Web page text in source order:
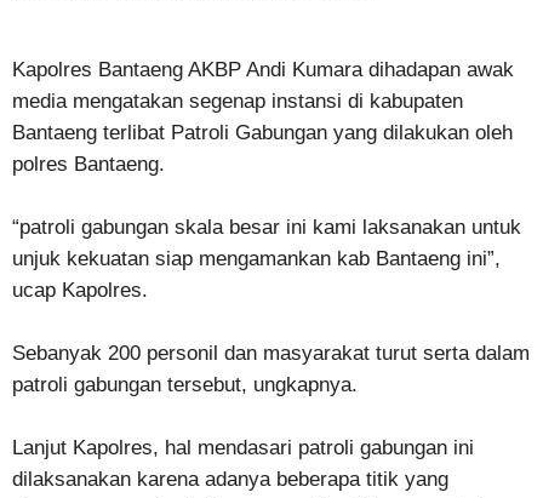
Kapolres Bantaeng AKBP Andi Kumara dihadapan awak
media mengatakan segenap instansi di kabupaten
Bantaeng terlibat Patroli Gabungan yang dilakukan oleh
polres Bantaeng.
“patroli gabungan skala besar ini kami laksanakan untuk
unjuk kekuatan siap mengamankan kab Bantaeng ini”,
ucap Kapolres.
Sebanyak 200 personil dan masyarakat turut serta dalam
patroli gabungan tersebut, ungkapnya.
Lanjut Kapolres, hal mendasari patroli gabungan ini
dilaksanakan karena adanya beberapa titik yang